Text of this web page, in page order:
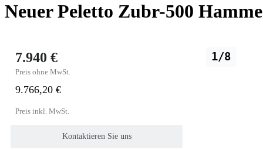
Neuer Peletto Zubr-500
1/8
7.940 €
Preis ohne MwSt.
9.766,20 €
Preis inkl. MwSt.
Kontaktieren Sie uns